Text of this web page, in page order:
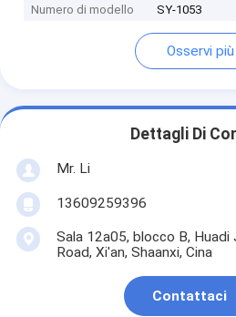
Numero di modello
SY-1053
Osservi più
Dettagli Di
Mr. Li
13609259396
Sala 12a05, blocco B, Huadi
Road, Xi'an, Shaanxi, Cina
Contattaci